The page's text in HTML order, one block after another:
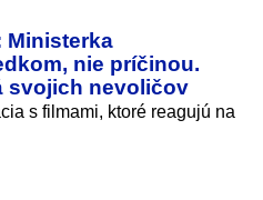
Ministerka
nie príčinou.
svojich nevoličov
s filmami, ktoré reagujú na